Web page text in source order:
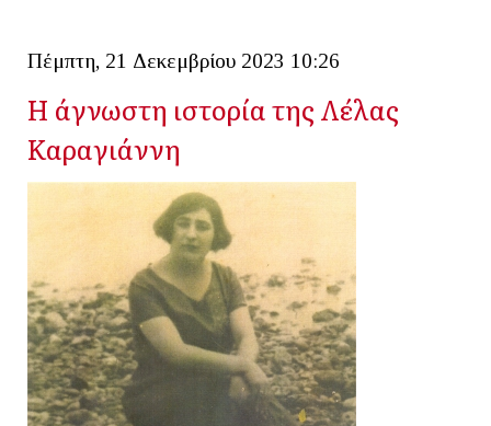
Πέμπτη, 21 Δεκεμβρίου 2023 10:26
Η άγνωστη ιστορία της Λέλας
Καραγιάννη